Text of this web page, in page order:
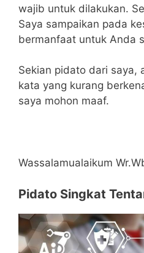
wajib untuk dilakukan.
Saya sampaikan pada
bermanfaat untuk Anda
Sekian pidato dari saya,
kata yang kurang
saya mohon maaf.
Wassalamualaikum
Pidato Singkat